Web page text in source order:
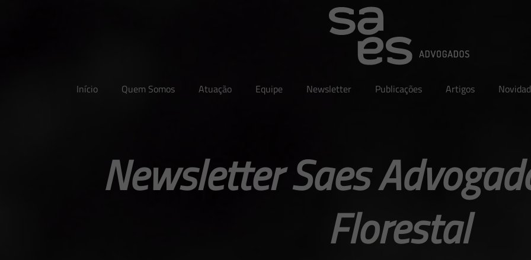
Início Quem Somos Atuação Equipe Newsletter Publicações Artigos
Newsletter Saes
Florestal